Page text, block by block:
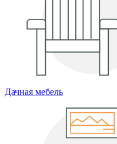
Дачная мебель